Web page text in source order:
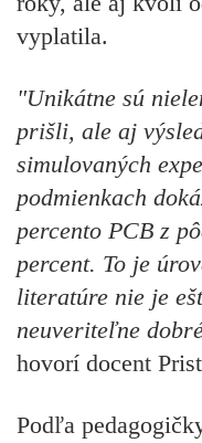
vyplatila.
"Unikátne sú
prišli, ale aj
simulovaných
podmienkach
percento PCB z
percent. To je
literatúre nie je
neuveriteľne
hovorí docent
Podľa